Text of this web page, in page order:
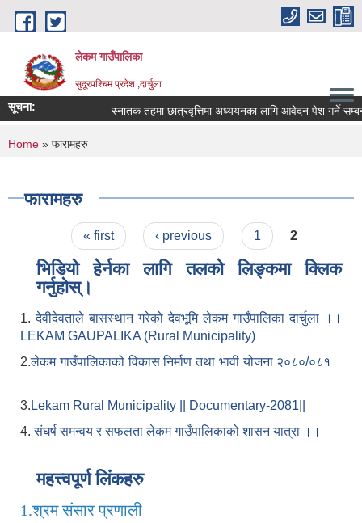
Skip to main content
लेकम गाउँपालिका
सुदूरपश्चिम प्रदेश ,दार्चुला
सूचना: स्नातक तहमा छात्रवृत्तिमा अध्ययनका लागि आवेदन पेश गर्ने
You are here
Home » फारामहरु
फारामहरु
Pages« first ‹ previous 1 2
भिडियो हेर्नका लागि तलको लिङ्कमा क्लिक
गर्नुहोस्।
1.देवीदेवताले बासस्थान गरेको देवभूमि लेकम गाउँपालिका दार्चुला ।।
LEKAM GAUPALIKA (Rural Municipality)
2.लेकम गाउँपालिकाको विकास निर्माण तथा भावी योजना २०८०/०८१
3. Lekam Rural Municipality || Documentary-2081||
4.संघर्ष समन्वय र सफलता लेकम गाउँपालिकाको शासन यात्रा ।।
महत्त्वपूर्ण लिंकहरु
1.श्रम संसार प्रणाली